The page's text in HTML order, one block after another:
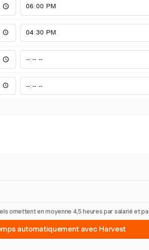
omettent en moyenne 4,5 heures par salarié et
automatiquement avec Harvest